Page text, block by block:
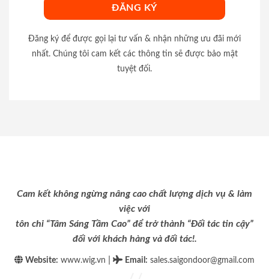
Đăng ký để được gọi lại tư vấn & nhận những ưu đãi mới
nhất. Chúng tôi cam kết các thông tin sẽ được bảo mật
tuyệt đối.
Cam kết không ngừng nâng cao chất lượng dịch vụ & làm
việc với
tôn chỉ “Tâm Sáng Tầm Cao” để trở thành “Đối tác tin cậy”
đối với khách hàng và đối tác!.
Website: www.wig.vn Email : sales.saigondoor@gmail.com